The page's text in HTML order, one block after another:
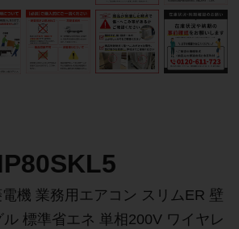
電機 業務用エアコン スリムER 壁
標準省エネ 単相200V ワイヤレ